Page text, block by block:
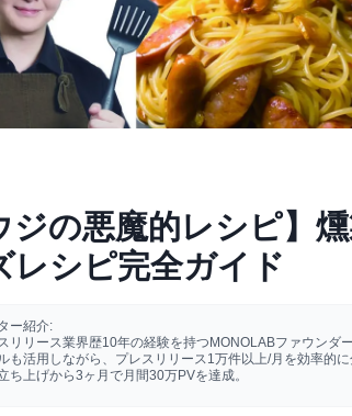
ジの悪魔的レシピ】
レシピ完全ガイド
ー紹介:
リリース業界歴10年の経験を持つMONOLABファウンダ
も活用しながら、プレスリリース1万件以上/月を効率的
ち上げから3ヶ月で月間30万PVを達成。